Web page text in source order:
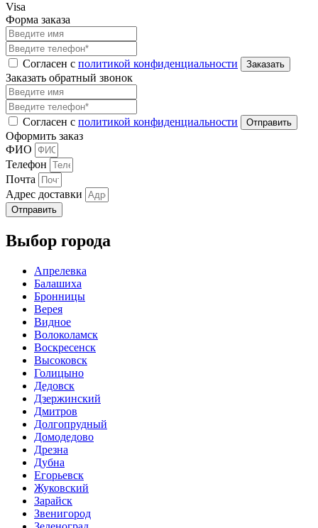
Visa
Форма заказа
Согласен с политикой конфиденциальности
Заказать обратный звонок
Согласен с политикой конфиденциальности
Оформить заказ
ФИО
Телефон
Почта
Адрес доставки
Отправить
Выбор города
Апрелевка
Балашиха
Бронницы
Верея
Видное
Волоколамск
Воскресенск
Высоковск
Голицыно
Дедовск
Дзержинский
Дмитров
Долгопрудный
Домодедово
Дрезна
Дубна
Егорьевск
Жуковский
Зарайск
Звенигород